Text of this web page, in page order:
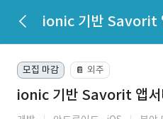
모집 마감 📔 외주
ionic 기반 Savorit 앱서